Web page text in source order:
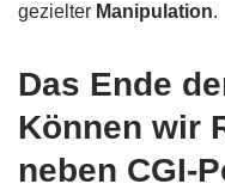
gezielter Manipulation.
Das Ende
Können wir
neben CGI-